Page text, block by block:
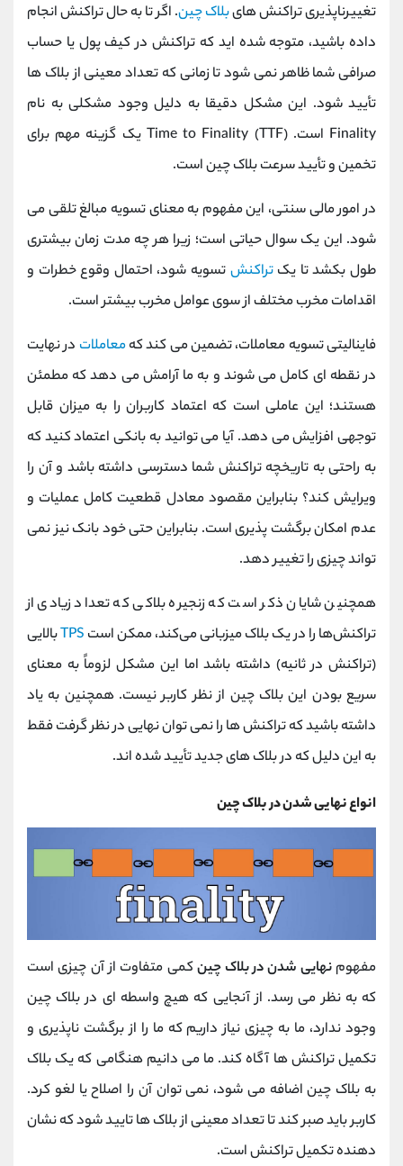
تغییرناپذیری تراکنش هایبلاک چین. اگر تا به حال تراکنش انجام
داده باشید، متوجه شده اید که تراکنش در کیف پول یا حساب
صرافی شما ظاهر نمی شود تا زمانی که تعداد معینی از بلاک ها
تأیید شود. این مشکل دقیقا به دلیل وجود مشکلی به نام
Finality است. Time to Finality (TTF) یک گزینه مهم برای
تخمین و تأیید سرعت بلاک چین است.
در امور مالی سنتی، این مفهوم به معنای تسویه مبالغ تلقی می
شود. این یک سوال حیاتی است؛ زیرا هر چه مدت زمان بیشتری
طول بکشد تا یکتراکنش تسویه شود، احتمال وقوع خطرات و
اقدامات مخرب مختلف از سوی عوامل مخرب بیشتر است.
فاینالیتی تسویه معاملات، تضمین می کند کهمعاملات در نهایت
در نقطه ای کامل می شوند و به ما آرامش می دهد که مطمئن
هستند؛ این عاملی است که اعتماد کاربران را به میزان قابل
توجهی افزایش می دهد. آیا می توانید به بانکی اعتماد کنید که
به راحتی به تاریخچه تراکنش شما دسترسی داشته باشد و آن را
ویرایش کند؟ بنابراین مقصود معادل قطعیت کامل عملیات و
عدم امکان برگشت پذیری است. بنابراین حتی خود بانک نیز نمی
تواند چیزی را تغییر دهد.
همچنین شایان ذکر است که زنجیره بلاکی که تعداد زیادی از
تراکنش‌ها را در یک بلاک میزبانی می‌کند، ممکن است TPSبالایی
(تراکنش در ثانیه) داشته باشد اما این مشکل لزوماً به معنای
سریع بودن این بلاک چین از نظر کاربر نیست. همچنین به یاد
داشته باشید که تراکنش ها را نمی توان نهایی در نظر گرفت فقط
به این دلیل که در بلاک های جدید تأیید شده اند.
انواع نهایی شدن در بلاک چین
مفهومنهایی شدن در بلاک چینکمی متفاوت از آن چیزی است
که به نظر می رسد. از آنجایی که هیچ واسطه ای در بلاک چین
وجود ندارد، ما به چیزی نیاز داریم که ما را از برگشت ناپذیری و
تکمیل تراکنش ها آگاه کند. ما می دانیم هنگامی که یک بلاک
به بلاک چین اضافه می شود، نمی توان آن را اصلاح یا لغو کرد.
کاربر باید صبر کند تا تعداد معینی از بلاک ها تایید شود که نشان
دهنده تکمیل تراکنش است.